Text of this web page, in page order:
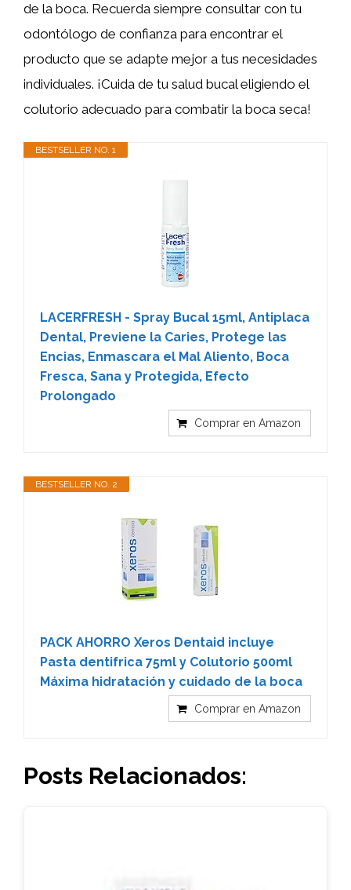
de la boca. Recuerda siempre consultar con tu
odontólogo de confianza para encontrar el
producto que se adapte mejor a tus necesidades
individuales. ¡Cuida de tu salud bucal eligiendo el
colutorio adecuado para combatir la boca seca!
BESTSELLER NO. 1
LACERFRESH - Spray Bucal 15ml, Antiplaca
Dental, Previene la Caries, Protege las
Encias, Enmascara el Mal Aliento, Boca
Fresca, Sana y Protegida, Efecto
Prolongado
Comprar en Amazon
BESTSELLER NO. 2
PACK AHORRO Xeros Dentaid incluye
Pasta dentifrica 75ml y Colutorio 500ml
Máxima hidratación y cuidado de la boca
Comprar en Amazon
Posts Relacionados: